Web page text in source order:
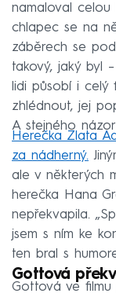
namaloval celou
chlapec se na
záběrech se
takový, jaký byl
lidi působí i celý
zhlédnout, jej
A stejného
Herečka Zlata
za nádherný.
ale v některých
herečka Hana
nepřekvapila.
jsem s ním ke
ten bral s
Gottová
Gottová ve filmu